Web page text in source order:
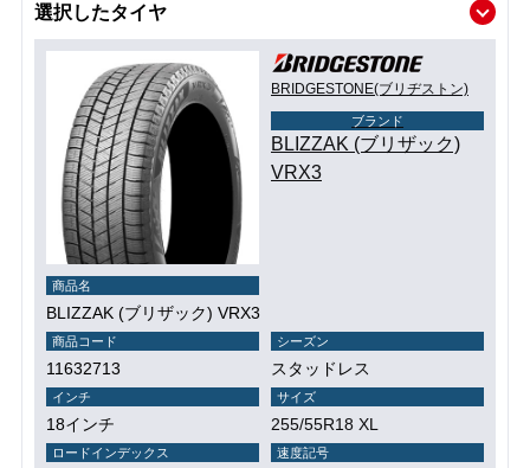
選択したタイヤ
BRIDGESTONE(ブリヂストン)
ブランド
BLIZZAK (ブリザック)
VRX3
商品名
BLIZZAK (ブリザック) VRX3
商品コード
11632713
シーズン
スタッドレス
インチ
18インチ
サイズ
255/55R18 XL
ロードインデックス 速度記号